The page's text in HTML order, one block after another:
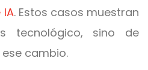
. Estos casos muestran
sino de
cambio.